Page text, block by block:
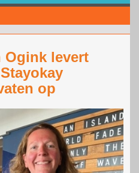
Ogink levert
op